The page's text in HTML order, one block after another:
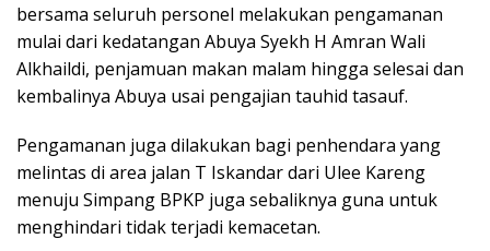
bersama seluruh personel melakukan pengamanan
mulai dari kedatangan Abuya Syekh H Amran Wali
Alkhaildi, penjamuan makan malam hingga selesai dan
kembalinya Abuya usai pengajian tauhid tasauf.
Pengamanan juga dilakukan bagi penhendara yang
melintas di area jalan T Iskandar dari Ulee Kareng
menuju Simpang BPKP juga sebaliknya guna untuk
menghindari tidak terjadi kemacetan.